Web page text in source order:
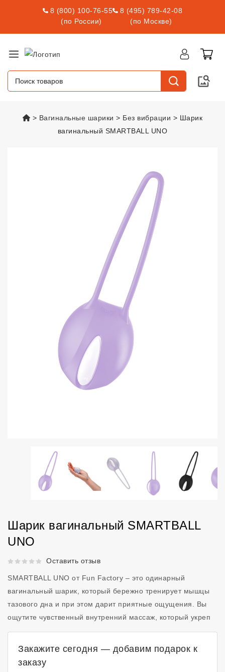
8 (800) 100-76-55
(по России)
8 (495) 789-42-08
(по Москве)
vsexshop.ru
Вагинальные шарики Без вибрации
Шарик
вагинальный SMARTBALL UNO
Шарик вагинальный SMARTBALL
UNO
Рейтинг 5 из 5.Оставить отзыв
SMARTBALL UNO от Fun Factory – это одинарный
вагинальный шарик, который бережно тренирует мышцы
тазового дна и при этом дарит приятные ощущения. Вы
ощутите чувственный внутренний массаж, который укреп
Закажите сегодня — добавим подарок к
заказу